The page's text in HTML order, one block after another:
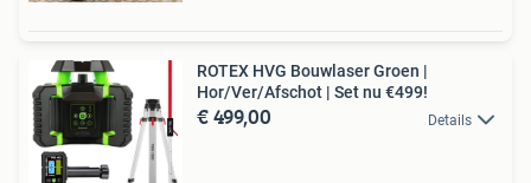
ROTEX HVG Bouwlaser Groen |
Hor/Ver/Afschot | Set nu €499!
€ 499,00 Details